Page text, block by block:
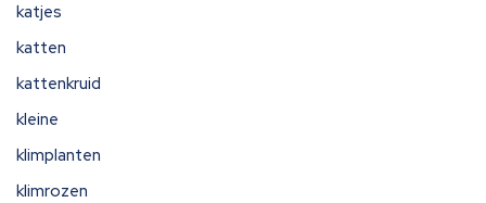
katjes
katten
kattenkruid
kleine
klimplanten
klimrozen